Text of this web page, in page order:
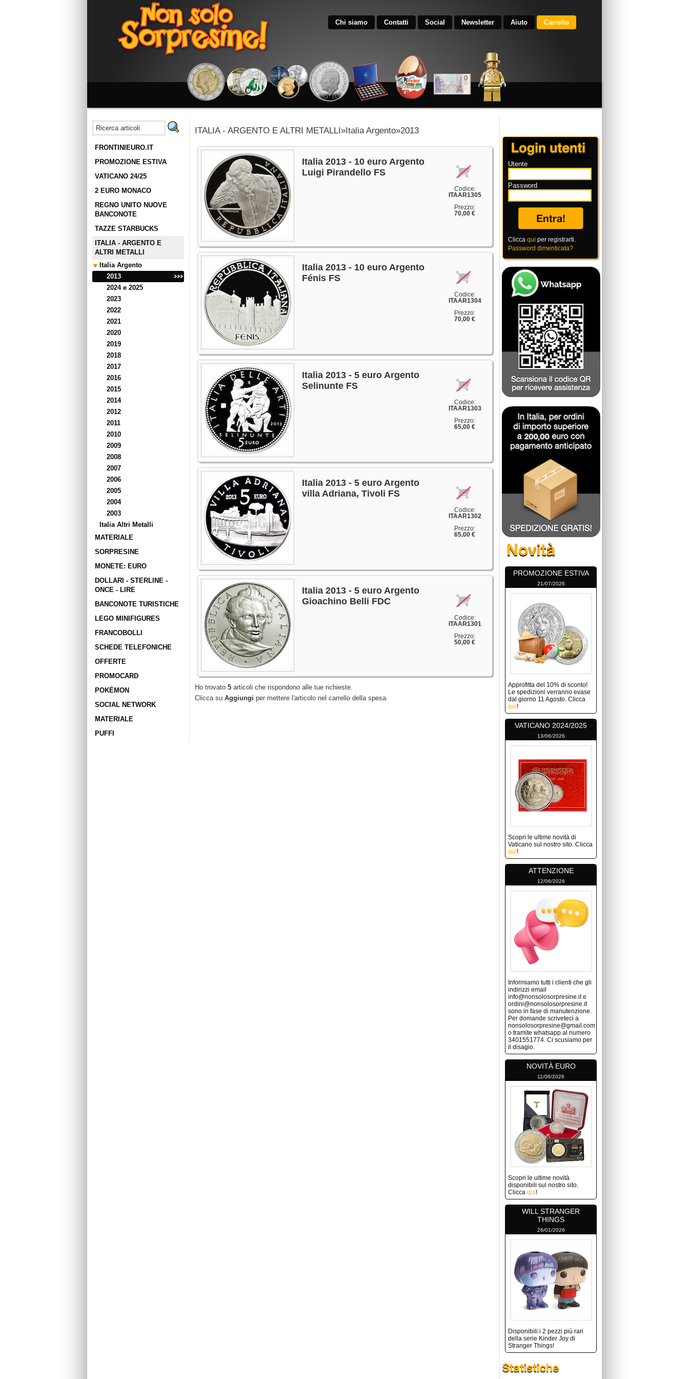
Chi siamo Contatti Social Newsletter Aiuto Carrello
FRONTINIEURO.IT
PROMOZIONE ESTIVA
VATICANO 24/25
2 EURO MONACO
REGNO UNITO NUOVE
BANCONOTE
TAZZE STARBUCKS
ITALIA - ARGENTO E
ALTRI METALLI
Italia Argento
2013
2024 e 2025
2023
2022
2021
2020
2019
2018
2017
2016
2015
2014
2012
2011
2010
2009
2008
2007
2006
2005
2004
2003
Italia Altri Metalli
MATERIALE
SORPRESINE
MONETE: EURO
DOLLARI - STERLINE -
ONCE - LIRE
BANCONOTE TURISTICHE
LEGO MINIFIGURES
FRANCOBOLLI
SCHEDE TELEFONICHE
OFFERTE
PROMOCARD
POKÉMON
SOCIAL NETWORK
MATERIALE
PUFFI
ITALIA - ARGENTO E ALTRI METALLI»Italia Argento»2013
Codice:
ITAAR1305
Prezzo:
70,00 €
Italia 2013 - 10 euro Argento
Luigi Pirandello FS
Codice:
ITAAR1304
Prezzo:
70,00 €
Italia 2013 - 10 euro Argento
Fénis FS
Codice:
ITAAR1303
Prezzo:
65,00 €
Italia 2013 - 5 euro Argento
Selinunte FS
Codice:
ITAAR1302
Prezzo:
65,00 €
Italia 2013 - 5 euro Argento
villa Adriana, Tivoli FS
Codice:
ITAAR1301
Prezzo:
50,00 €
Italia 2013 - 5 euro Argento
Gioachino Belli FDC
Ho trovato 5 articoli che rispondono alle tue richieste.
Clicca su Aggiungi per mettere l'articolo nel carrello della spesa.
Utente
Password
Clicca qui per registrarti.
Password dimenticata?
PROMOZIONE ESTIVA
21/07/2026
Approfitta del 10% di sconto!
Le spedizioni verranno evase
dal giorno 11 Agosto. Clicca
qui!
VATICANO 2024/2025
13/06/2026
Scopri le ultime novità di
Vaticano sul nostro sito. Clicca
qui!
ATTENZIONE
12/06/2026
Informiamo tutti i clienti che gli
indirizzi email
info@nonsolosorpresine.it e
ordini@nonsolosorpresine.it
sono in fase di manutenzione.
Per domande scriveteci a
nonsolosorpresine@gmail.com
o tramite whatsapp al numero
3401551774. Ci scusiamo per
il disagio.
NOVITÀ EURO
11/06/2026
Scopri le ultime novità
disponibili sul nostro sito.
Clicca qui!
WILL STRANGER
THINGS
26/01/2026
Disponibili i 2 pezzi più rari
della serie Kinder Joy di
Stranger Things!